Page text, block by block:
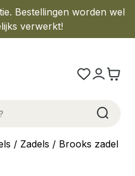
Bestellingen worden wel
verwerkt!
/ Zadels / Brooks zadel